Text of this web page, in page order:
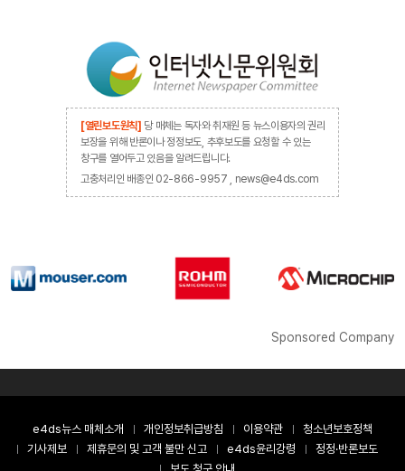
[열린보도원칙] 당 매체는 독자와 취재원 등 뉴스이용자의 권리
보장을 위해 반론이나 정정보도, 추후보도를 요청할 수 있는
창구를 열어두고 있음을 알려드립니다.
고충처리인 배종인 02-866-9957 , news@e4ds.com
Sponsored Company
e4ds뉴스 매체소개 개인정보취급방침 이용약관
청소년보호정책
기사제보
제휴문의 및 고객 불만 신고 e4ds윤리강령
정정·반론보도